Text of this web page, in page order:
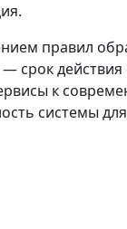
правил
действия
к
системы